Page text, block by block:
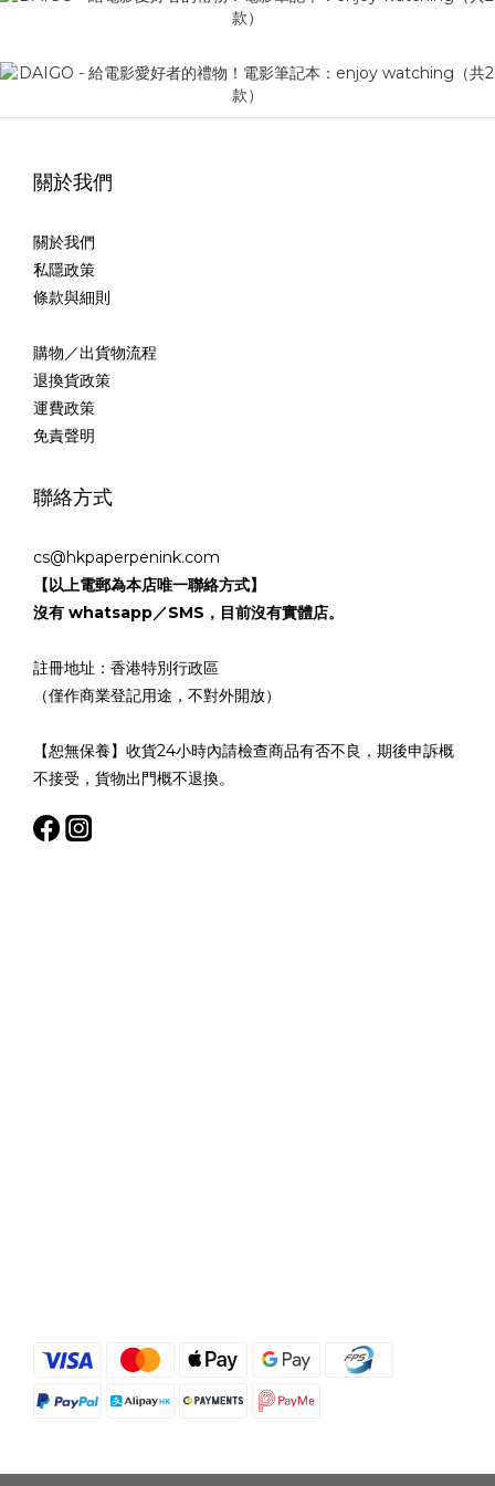
關於我們
關於我們
私隱政策
條款與細則
購物／出貨物流程
退換貨政策
運費政策
免責聲明
聯絡方式
cs@hkpaperpenink.com
【以上電郵為本店唯一聯絡方式】
沒有 whatsapp／SMS，目前沒有實體店。
註冊地址：香港特別行政區
（僅作商業登記用途，不對外開放）
【恕無保養】收貨24小時內請檢查商品有否不良，期後申訴概
不接受，貨物出門概不退換。